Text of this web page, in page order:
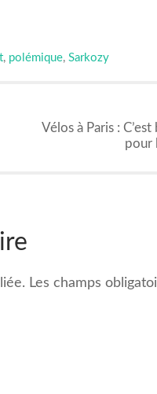
, polémique, Sarkozy
Vélos à Paris :
pour
Les champs